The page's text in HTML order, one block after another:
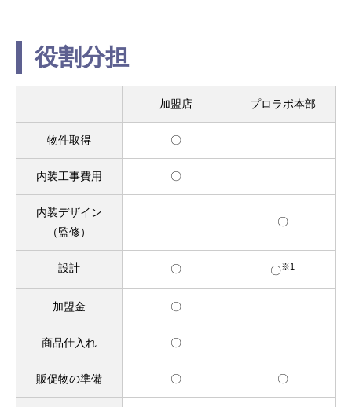
役割分担
加盟店 プロラボ本部
物件取得 〇
内装工事費用 〇
内装デザイン
（監修）
〇
設計 〇 〇※1
加盟金 〇
商品仕入れ 〇
販促物の準備 〇 〇